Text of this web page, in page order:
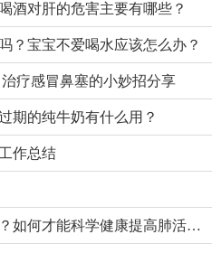
酒对肝的危害主要有哪些？
？宝宝不爱喝水应该怎么办？
疗感冒鼻塞的小妙招分享
期的纯牛奶有什么用？
作总结
何才能科学健康提高肺活量？